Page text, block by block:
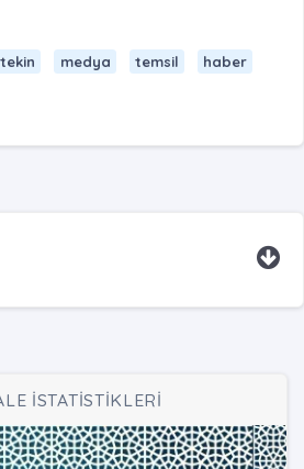
medya temsil
haber
İSTATİSTİKLERİ